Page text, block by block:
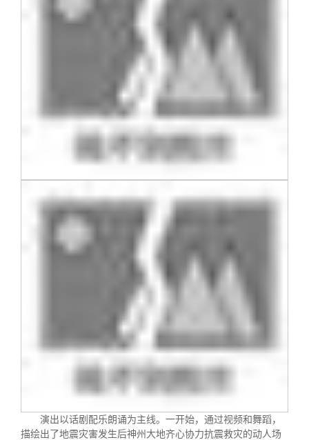
演出以话剧配乐朗诵为主线。一开始，通过视频和舞蹈，
描绘出了地震灾害发生后神州大地齐心协力抗震救灾的动人场